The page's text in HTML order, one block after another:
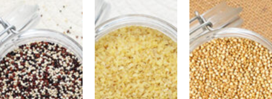
naturel
qui
témoigne
du
caractère
artisanal